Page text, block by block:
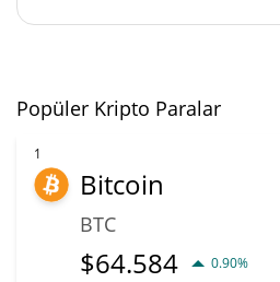
Popüler Kripto Paralar
1
Bitcoin
BTC
$64.584 0.90%